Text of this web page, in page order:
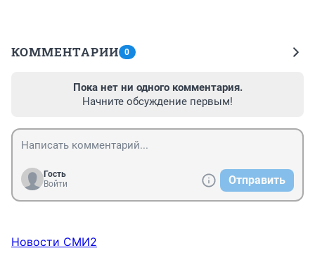
КОММЕНТАРИИ 0
Пока нет ни одного комментария.
Начните обсуждение первым!
Гость
Войти
Отправить
Новости СМИ2